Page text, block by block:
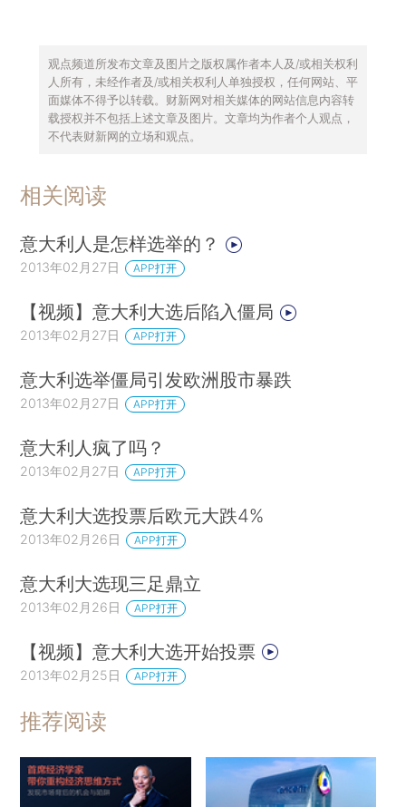
观点频道所发布文章及图片之版权属作者本人及/或相关权利
人所有，未经作者及/或相关权利人单独授权，任何网站、平
面媒体不得予以转载。财新网对相关媒体的网站信息内容转
载授权并不包括上述文章及图片。文章均为作者个人观点，
不代表财新网的立场和观点。
相关阅读
意大利人是怎样选举的？
2013年02月27日 APP打开
【视频】意大利大选后陷入僵局
2013年02月27日 APP打开
意大利选举僵局引发欧洲股市暴跌
2013年02月27日 APP打开
意大利人疯了吗？
2013年02月27日 APP打开
意大利大选投票后欧元大跌4%
2013年02月26日 APP打开
意大利大选现三足鼎立
2013年02月26日 APP打开
【视频】意大利大选开始投票
2013年02月25日 APP打开
推荐阅读